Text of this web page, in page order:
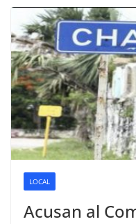
LOCAL
Acusan al